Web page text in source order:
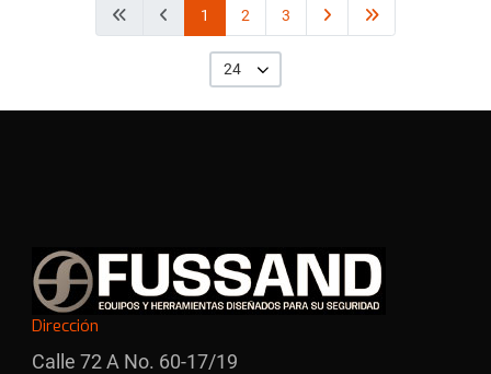
1 2 3
24
Dirección
Calle 72 A No. 60-17/19